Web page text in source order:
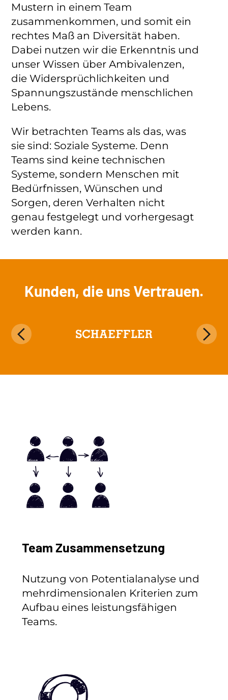
Mustern in einem Team
zusammenkommen, und somit ein
rechtes Maß an Diversität haben.
Dabei nutzen wir die Erkenntnis und
unser Wissen über Ambivalenzen,
die Widersprüchlichkeiten und
Spannungszustände menschlichen
Lebens.
Wir betrachten Teams als das, was
sie sind: Soziale Systeme. Denn
Teams sind keine technischen
Systeme, sondern Menschen mit
Bedürfnissen, Wünschen und
Sorgen, deren Verhalten nicht
genau festgelegt und vorhergesagt
werden kann.
Kunden, die uns Vertrauen.
Team Zusammensetzung
Nutzung von Potentialanalyse und
mehrdimensionalen Kriterien zum
Aufbau eines leistungsfähigen
Teams.